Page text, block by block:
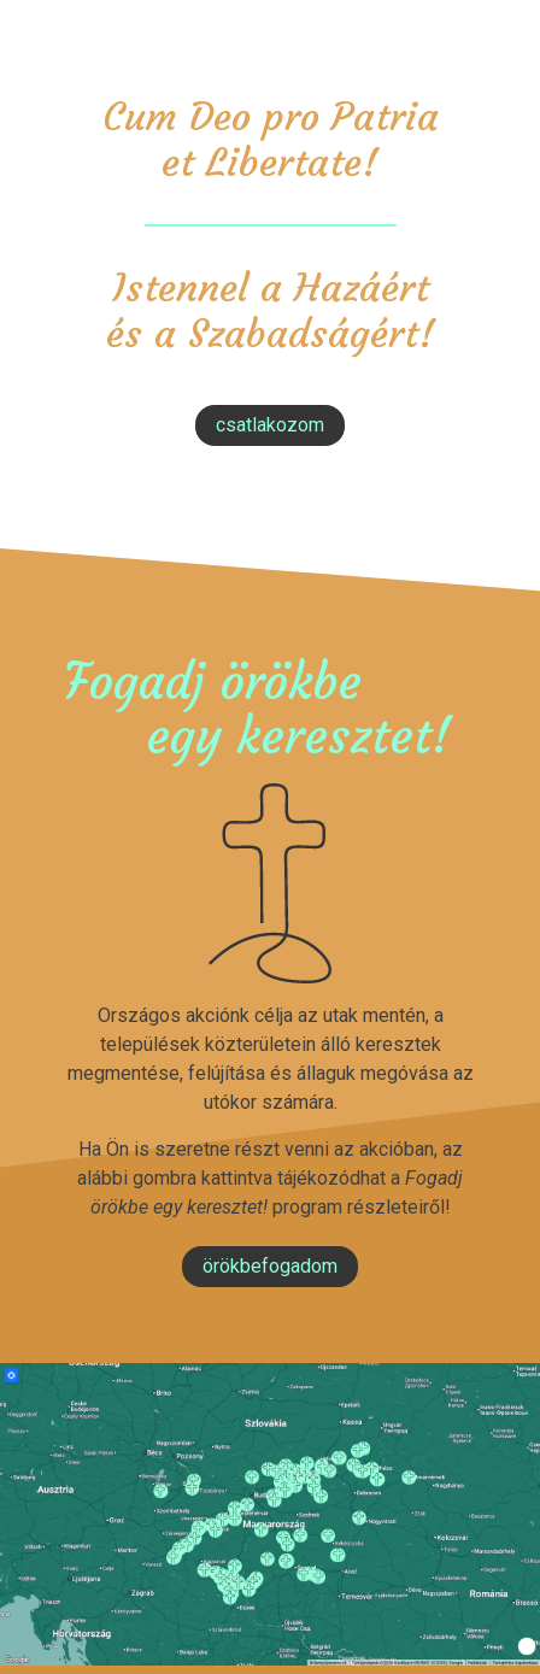
Cum Deo pro Patria
et Libertate!
Istennel a Hazáért
és a Szabadságért!
csatlakozom
Fogadj örökbe
egy keresztet!
Országos akciónk célja az utak mentén, a
települések közterületein álló keresztek
megmentése, felújítása és állaguk megóvása az
utókor számára.
Ha Ön is szeretne részt venni az akcióban, az
alábbi gombra kattintva tájékozódhat a Fogadj
örökbe egy keresztet!program részleteiről!
örökbefogadom